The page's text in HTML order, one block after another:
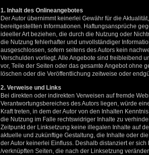
1. Inhalt des Onlineangebotes
Der Autor übernimmt keinerlei Gewähr für die
bereitgestellten Informationen. Haftungsansprüche
ideeller Art beziehen, die durch die Nutzung oder
die Nutzung fehlerhafter und unvollständiger
ausgeschlossen, sofern seitens des Autors kein
Verschulden vorliegt. Alle Angebote sind freibleibend
vor, Teile der Seiten oder das gesamte Angebot ohne
löschen oder die Veröffentlichung zeitweise oder
2. Verweise und Links
Bei direkten oder indirekten Verweisen auf fremde
Verantwortungsbereiches des Autors liegen, würde
Kraft treten, in dem der Autor von den Inhalten
die Nutzung im Falle rechtswidriger Inhalte zu
Zeitpunkt der Linksetzung keine illegalen Inhalte auf
aktuelle und zukünftige Gestaltung, die Inhalte oder
der Autor keinerlei Einfluss. Deshalb distanziert er
/verknüpften Seiten, die nach der Linksetzung